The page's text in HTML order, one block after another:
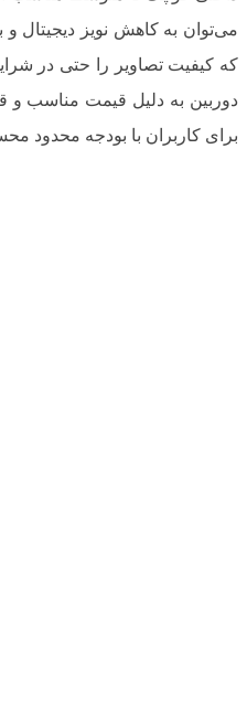
می‌توان به کاهش نویز دیجیتال و
که کیفیت تصاویر را حتی در
دوربین به دلیل قیمت مناسب و
برای کاربران با بودجه محدود